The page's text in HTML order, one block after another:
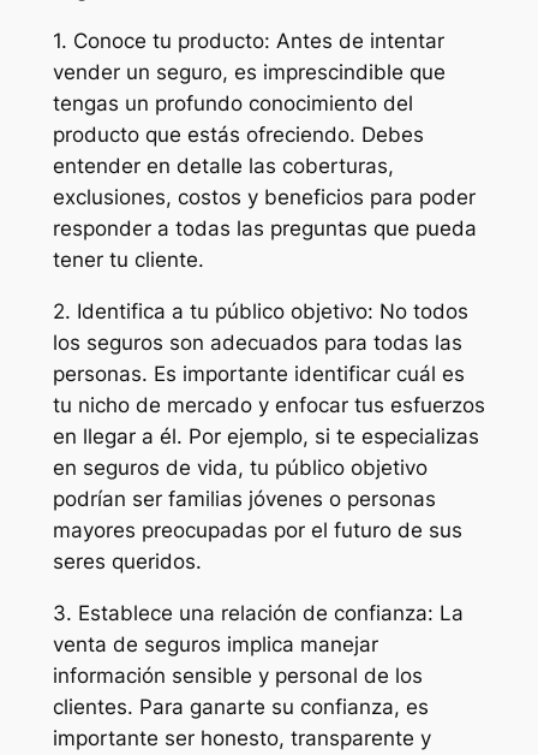
1. Conoce tu producto: Antes de intentar
vender un seguro, es imprescindible que
tengas un profundo conocimiento del
producto que estás ofreciendo. Debes
entender en detalle las coberturas,
exclusiones, costos y beneficios para poder
responder a todas las preguntas que pueda
tener tu cliente.
2. Identifica a tu público objetivo: No todos
los seguros son adecuados para todas las
personas. Es importante identificar cuál es
tu nicho de mercado y enfocar tus esfuerzos
en llegar a él. Por ejemplo, si te especializas
en seguros de vida, tu público objetivo
podrían ser familias jóvenes o personas
mayores preocupadas por el futuro de sus
seres queridos.
3. Establece una relación de confianza: La
venta de seguros implica manejar
información sensible y personal de los
clientes. Para ganarte su confianza, es
importante ser honesto, transparente y